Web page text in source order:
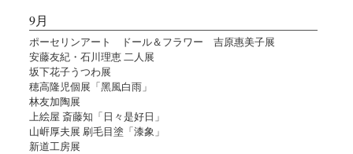
9月
ポーセリンアート ドール＆フラワー 吉原惠美子展
安藤友紀・石川理恵 二人展
坂下花子うつわ展
穂高隆児個展「黑風白雨」
林友加陶展
上絵屋 斎藤知「日々是好日」
山㟁厚夫展 刷毛目塗「漆象」
新道工房展